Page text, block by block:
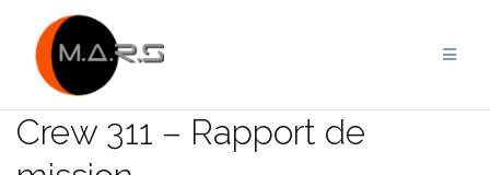
content
Crew 311 – Rapport de